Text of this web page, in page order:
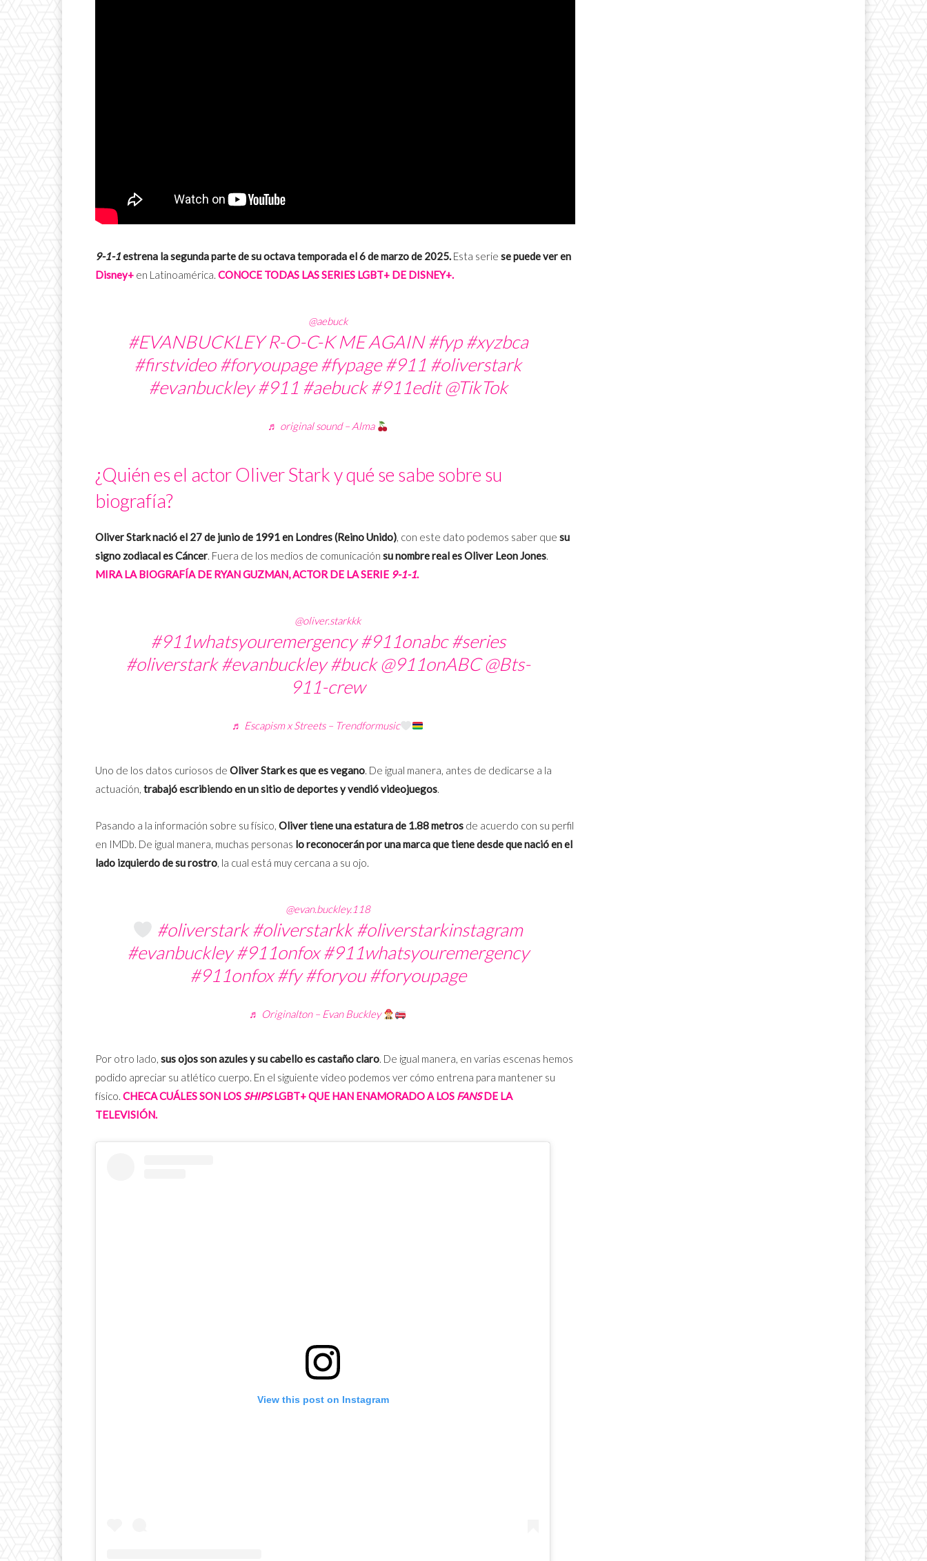
9-1-1estrena la segunda parte de su octava temporada el 6 de marzo de 2025. Esta serie se puede ver en
Disney+ en Latinoamérica. CONOCE TODAS LAS SERIES LGBT+ DE DISNEY+.
@aebuck
#EVANBUCKLEYR-O-C-K ME AGAIN#fyp #xyzbca
#firstvideo #foryoupage #fypage #911 #oliverstark
#evanbuckley #911 #aebuck #911edit@TikTok
♬ original sound – Alma
¿Quién es el actor Oliver Stark y qué se sabe sobre su
biografía?
Oliver Stark nació el 27 de junio de 1991 en Londres (Reino Unido), con este dato podemos saber que su
signo zodiacal es Cáncer. Fuera de los medios de comunicación su nombre real es Oliver Leon Jones.
MIRA LA BIOGRAFÍA DE RYAN GUZMAN, ACTOR DE LA SERIE 9-1-1.
@oliver.starkkk
#911whatsyouremergency #911onabc #series
#oliverstark #evanbuckley #buck@911onABC @Bts-
911-crew
♬ Escapism x Streets – Trendformusic
Uno de los datos curiosos de Oliver Stark es que es vegano. De igual manera, antes de dedicarse a la
actuación, trabajó escribiendo en un sitio de deportes y vendió videojuegos.
Pasando a la información sobre su físico, Oliver tiene una estatura de 1.88 metros de acuerdo con su perfil
en IMDb. De igual manera, muchas personas lo reconocerán por una marca que tiene desde que nació en el
lado izquierdo de su rostro, la cual está muy cercana a su ojo.
@evan.buckley.118
#oliverstark #oliverstarkk #oliverstarkinstagram
#evanbuckley #911onfox #911whatsyouremergency
#911onfox #fy #foryou #foryoupage
♬ Originalton – Evan Buckley
Por otro lado, sus ojos son azules y su cabello es castaño claro. De igual manera, en varias escenas hemos
podido apreciar su atlético cuerpo. En el siguiente video podemos ver cómo entrena para mantener su
físico. CHECA CUÁLES SON LOSSHIPSLGBT+ QUE HAN ENAMORADO A LOS FANSDE LA
TELEVISIÓN.
View this post on Instagram